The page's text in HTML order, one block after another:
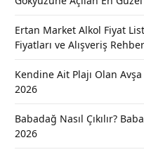
Ertan Market Alkol Fiyat
Fiyatları ve Alışveriş
Kendine Ait Plajı Olan
2026
Babadağ Nasıl Çıkılır?
2026